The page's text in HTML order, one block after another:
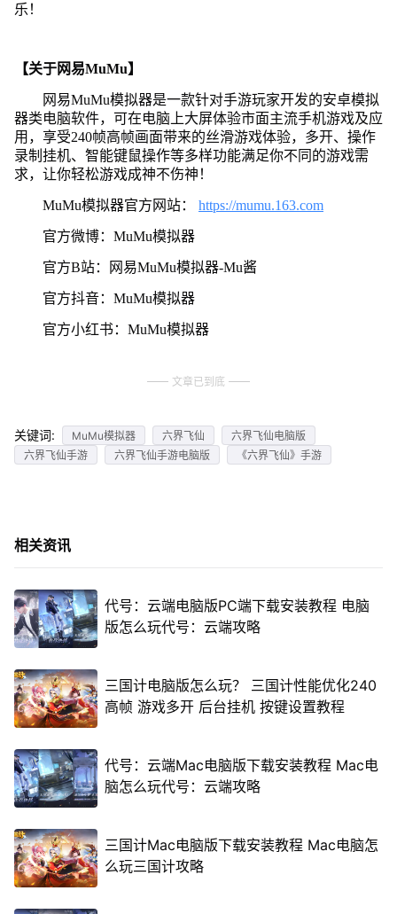
乐！
【关于网易MuMu】
网易MuMu模拟器是一款针对手游玩家开发的安卓模拟
器类电脑软件，可在电脑上大屏体验市面主流手机游戏及应
用，享受240帧高帧画面带来的丝滑游戏体验，多开、操作
录制挂机、智能键鼠操作等多样功能满足你不同的游戏需
求，让你轻松游戏成神不伤神！
MuMu模拟器官方网站： https://mumu.163.com
官方微博：MuMu模拟器
官方B站：网易MuMu模拟器-Mu酱
官方抖音：MuMu模拟器
官方小红书：MuMu模拟器
文章已到底
关键词: MuMu模拟器 六界飞仙
六界飞仙电脑版
六界飞仙手游
六界飞仙手游电脑版 《六界飞仙》手游
相关资讯
代号：云端电脑版PC端下载安装教程 电脑
版怎么玩代号：云端攻略
三国计电脑版怎么玩？ 三国计性能优化240
高帧 游戏多开 后台挂机 按键设置教程
代号：云端Mac电脑版下载安装教程 Mac电
脑怎么玩代号：云端攻略
三国计Mac电脑版下载安装教程 Mac电脑怎
么玩三国计攻略